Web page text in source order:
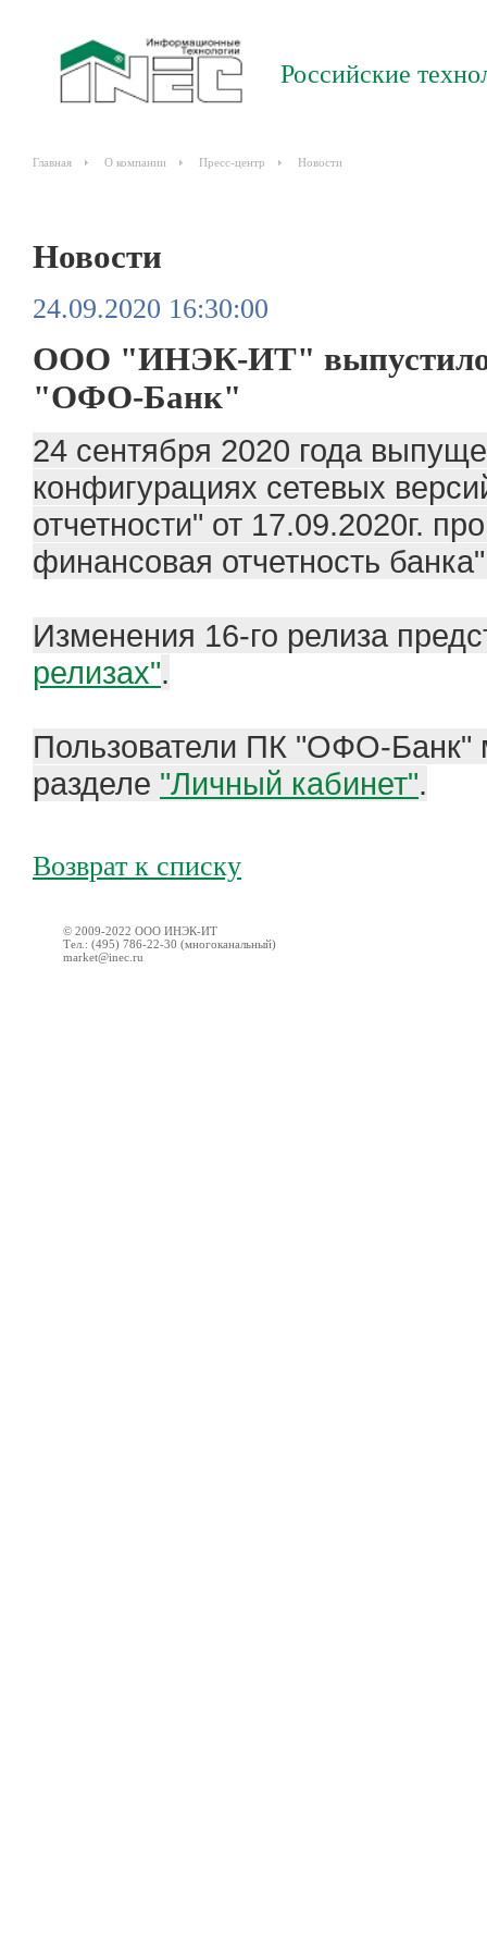
Российские
Главная О компании Пресс-центр Новости
Новости
24.09.2020 16:30:00
ООО "ИНЭК-ИТ" выпустило
"ОФО-Банк"
24 сентября 2020 года
конфигурациях сетевых
отчетности" от 17.09.2020г.
финансовая отчетность
Изменения 16-го релиза
релизах".
Пользователи ПК "ОФО-Банк"
разделе "Личный кабинет".
Возврат к списку
© 2009-2022 ООО ИНЭК-ИТ
Тел.: (495) 786-22-30 (многоканальный)
market@inec.ru